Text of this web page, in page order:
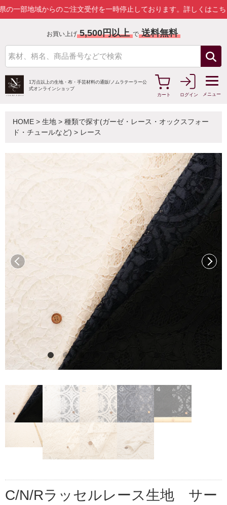
からのご注文受付を一時停止しております。詳しくはこちら
お買い上げ 5,500円以上 で 送料無料
1万点以上の生地・布・手芸材料の通販/ ノムラテーラー公
式オンラインショップ
カート
ログイン メニュー
HOME > 生地 > 種類で探す(ガーゼ・レース・オックスフォー
ド・チュールなど) > レース
前へ 次へ
C/N/Rラッセルレース生地 サー